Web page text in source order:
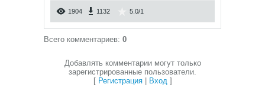
1904 1132 5.0/1
Всего комментариев: 0
Добавлять комментарии могут только
зарегистрированные пользователи.
[ Регистрация| Вход]